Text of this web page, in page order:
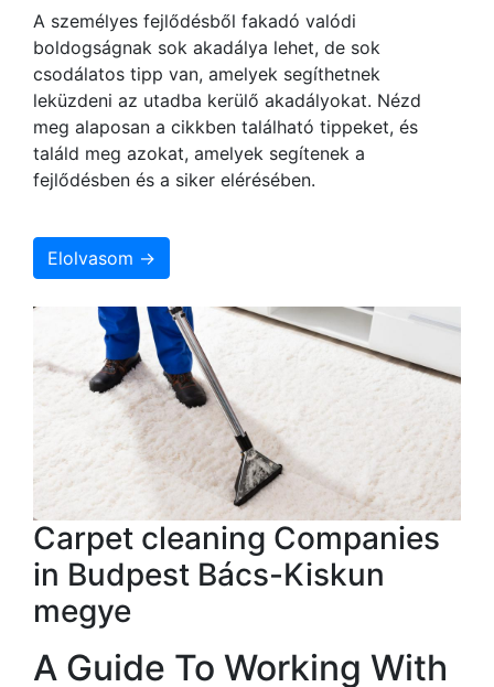
A személyes fejlődésből fakadó valódi
boldogságnak sok akadálya lehet, de sok
csodálatos tipp van, amelyek segíthetnek
leküzdeni az utadba kerülő akadályokat. Nézd
meg alaposan a cikkben található tippeket, és
találd meg azokat, amelyek segítenek a
fejlődésben és a siker elérésében.
Elolvasom →
Carpet cleaning Companies
in Budpest Bács-Kiskun
megye
A Guide To Working With